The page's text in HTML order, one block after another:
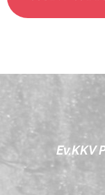
Ev.KKV